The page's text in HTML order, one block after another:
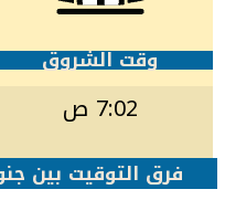
وقت الشروق
7:02 ص
فرق التوقيت بين